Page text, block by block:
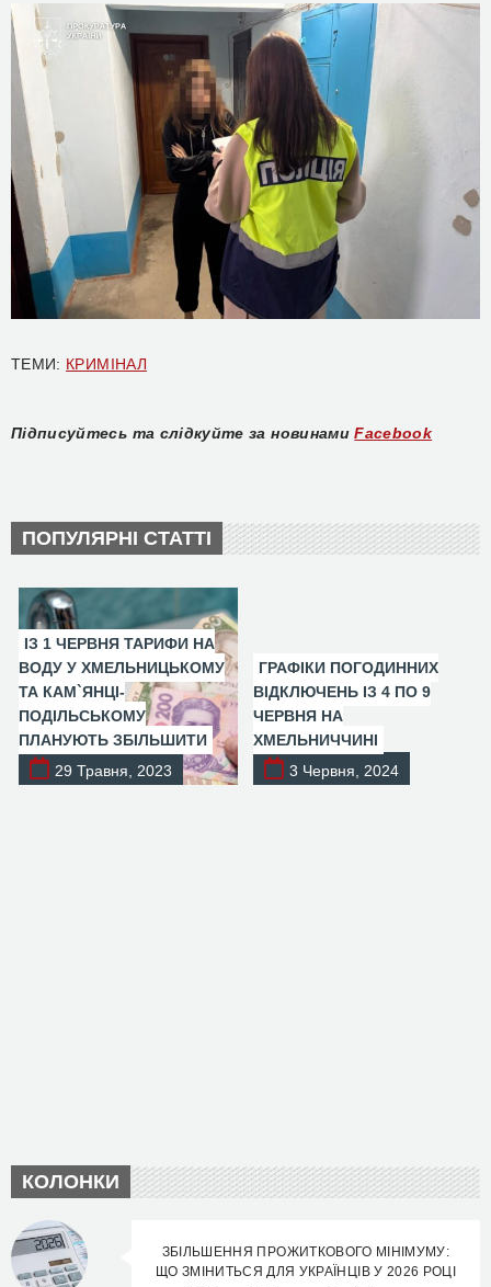
ТЕМИ: КРИМІНАЛ
Підписуйтесь та слідкуйте за новинами Facebook
ПОПУЛЯРНІ СТАТТІ
ІЗ 1 ЧЕРВНЯ ТАРИФИ НА
ВОДУ У ХМЕЛЬНИЦЬКОМУ
ТА КАМ`ЯНЦІ-
ПОДІЛЬСЬКОМУ
ПЛАНУЮТЬ ЗБІЛЬШИТИ
29 Травня, 2023
ГРАФІКИ ПОГОДИННИХ
ВІДКЛЮЧЕНЬ ІЗ 4 ПО 9
ЧЕРВНЯ НА
ХМЕЛЬНИЧЧИНІ
3 Червня, 2024
КОЛОНКИ
ЗБІЛЬШЕННЯ ПРОЖИТКОВОГО МІНІМУМУ:
ЩО ЗМІНИТЬСЯ ДЛЯ УКРАЇНЦІВ У 2026 РОЦІ